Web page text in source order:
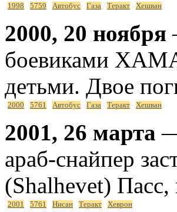
1998 5759 Автобус Газа Теракт Хешван
2000, 20 ноября
боевиками
детьми. Двое
2000 5761 Автобус Газа Теракт Хешван
2001, 26 марта
араб-снайпер
(Shalhevet) Пасс,
2001 5761 Нисан Теракт Хеврон